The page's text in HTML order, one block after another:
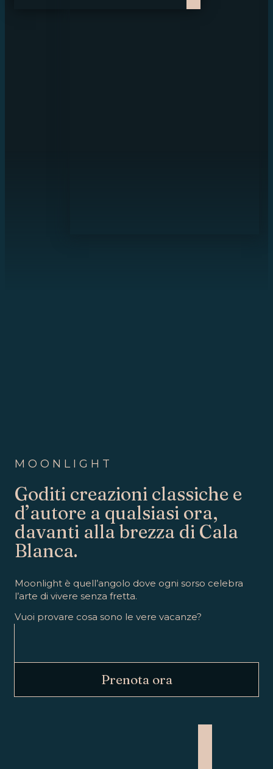
MOONLIGHT
Goditi creazioni classiche e
d’autore a qualsiasi ora,
davanti alla brezza di Cala
Blanca.
Moonlight è quell’angolo dove ogni sorso celebra
l’arte di vivere senza fretta.
Vuoi provare cosa sono le vere vacanze?
Prenota ora